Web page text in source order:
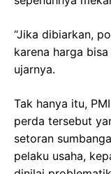
“Jika dibiarkan,
karena harga
ujarnya.
Tak hanya itu,
perda tersebut
setoran
pelaku usaha,